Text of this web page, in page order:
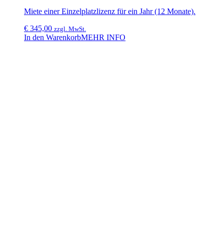
Miete einer Einzelplatzlizenz für ein Jahr (12 Monate).
€ 345,00 zzgl. MwSt.
In den WarenkorbMEHR INFO